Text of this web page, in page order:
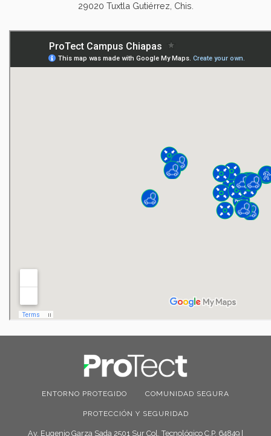
29020 Tuxtla Gutiérrez, Chis.
ENTORNO PROTEGIDO COMUNIDAD SEGURA
PROTECCIÓN Y SEGURIDAD
Av. Eugenio Garza Sada 2501 Sur Col. Tecnológico C.P. 64849 |